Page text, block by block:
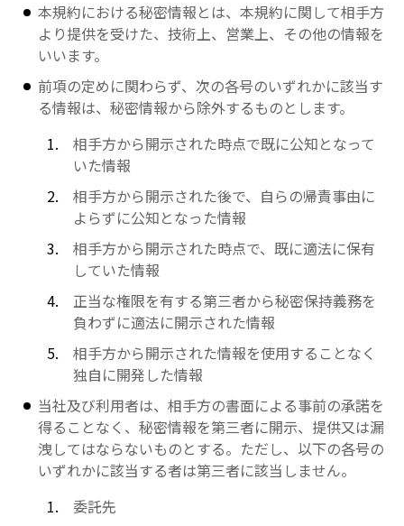
本規約における秘密情報とは、本規約に関して相手方
より提供を受けた、技術上、営業上、その他の情報を
いいます。
前項の定めに関わらず、次の各号のいずれかに該当す
る情報は、秘密情報から除外するものとします。
相手方から開示された時点で既に公知となって
いた情報
相手方から開示された後で、自らの帰責事由に
よらずに公知となった情報
相手方から開示された時点で、既に適法に保有
していた情報
正当な権限を有する第三者から秘密保持義務を
負わずに適法に開示された情報
相手方から開示された情報を使用することなく
独自に開発した情報
当社及び利用者は、相手方の書面による事前の承諾を
得ることなく、秘密情報を第三者に開示、提供又は漏
洩してはならないものとする。ただし、以下の各号の
いずれかに該当する者は第三者に該当しません。
委託先